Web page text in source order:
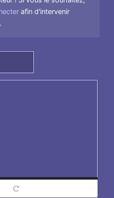
afin d'intervenir